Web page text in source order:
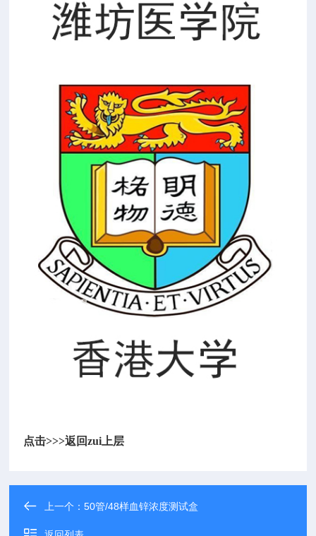
点击>>>返回zui上层
上一个：50管/48样血锌浓度测试盒